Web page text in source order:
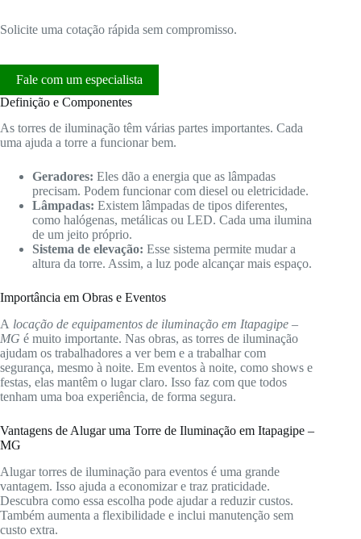
Solicite uma cotação rápida sem compromisso.
Fale com um especialista
Definição e Componentes
As torres de iluminação têm várias partes importantes. Cada
uma ajuda a torre a funcionar bem.
Geradores: Eles dão a energia que as lâmpadas
precisam. Podem funcionar com diesel ou eletricidade.
Lâmpadas: Existem lâmpadas de tipos diferentes,
como halógenas, metálicas ou LED. Cada uma ilumina
de um jeito próprio.
Sistema de elevação: Esse sistema permite mudar a
altura da torre. Assim, a luz pode alcançar mais espaço.
Importância em Obras e Eventos
A locação de equipamentos de iluminação em Itapagipe –
MG é muito importante. Nas obras, as torres de iluminação
ajudam os trabalhadores a ver bem e a trabalhar com
segurança, mesmo à noite. Em eventos à noite, como shows e
festas, elas mantêm o lugar claro. Isso faz com que todos
tenham uma boa experiência, de forma segura.
Vantagens de Alugar uma Torre de Iluminação em Itapagipe –
MG
Alugar torres de iluminação para eventos é uma grande
vantagem. Isso ajuda a economizar e traz praticidade.
Descubra como essa escolha pode ajudar a reduzir custos.
Também aumenta a flexibilidade e inclui manutenção sem
custo extra.